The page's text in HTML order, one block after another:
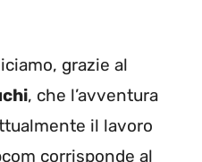
grazie al
, che l’avventura
il lavoro
corrisponde al